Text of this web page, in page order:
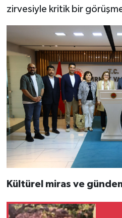
zirvesiyle kritik bir
Kültürel miras ve